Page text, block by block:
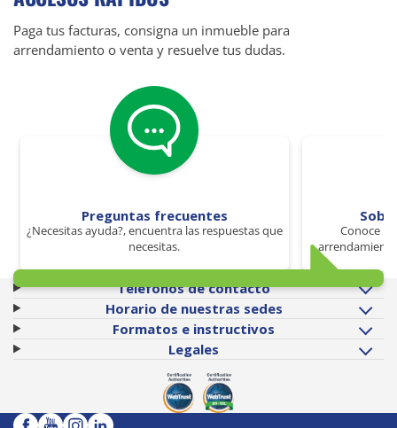
Paga tus facturas, consigna un inmueble para
arrendamiento o venta y resuelve tus dudas.
Preguntas frecuentes
¿Necesitas ayuda?, encuentra las respuestas que
necesitas.
Conoce
Teléfonos de contacto
Horario de nuestras sedes
Formatos e instructivos
Legales